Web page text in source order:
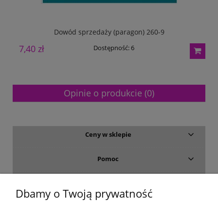
Dowód sprzedaży (paragon) 260-9
7,40 zł Dostępność:6
Opinie o produkcie (0)
Ceny w sklepie
Pomoc
Dbamy o Twoją prywatność